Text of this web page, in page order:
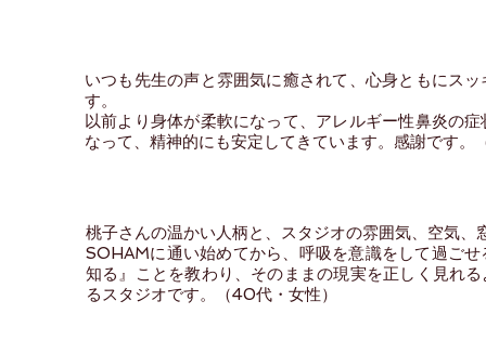
いつも先生の声と雰囲気に癒されて、心身ともにス
す。
以前より身体が柔軟になって、アレルギー性鼻炎の
なって、精神的にも安定してきています。感謝です。​
桃子さんの温かい人柄と、スタジオの雰囲気、空気
SOHAMに通い始めてから、呼吸を意識をして過ご
知る』ことを教わり、そのままの現実を正しく見れ
るスタジオです。（40代・女性）